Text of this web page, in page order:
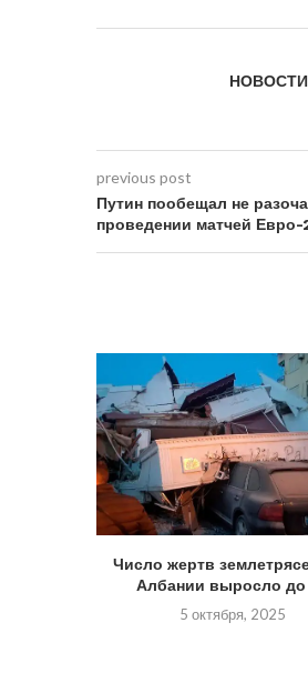
НОВОСТИ
previous post
Путин пообещал не
проведении матчей Евро-
Число жертв
Албании выросло
5 октября, 2025